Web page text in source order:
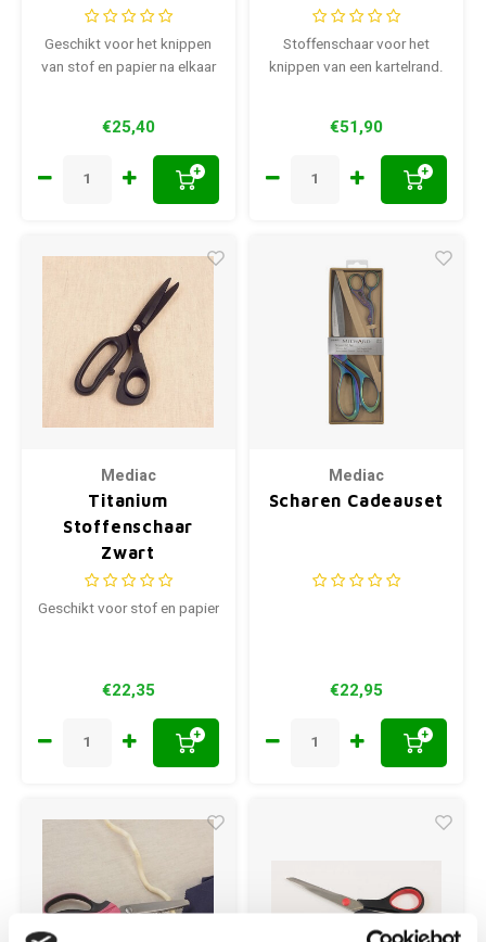
Geschikt voor het knippen
van stof en papier na elkaar
€25,40
+
Stoffenschaar voor het
knippen van een kartelrand.
€51,90
+
Mediac
Titanium
Stoffenschaar
Zwart
Geschikt voor stof en papier
€22,35
+
Mediac
Scharen Cadeauset
€22,95
+